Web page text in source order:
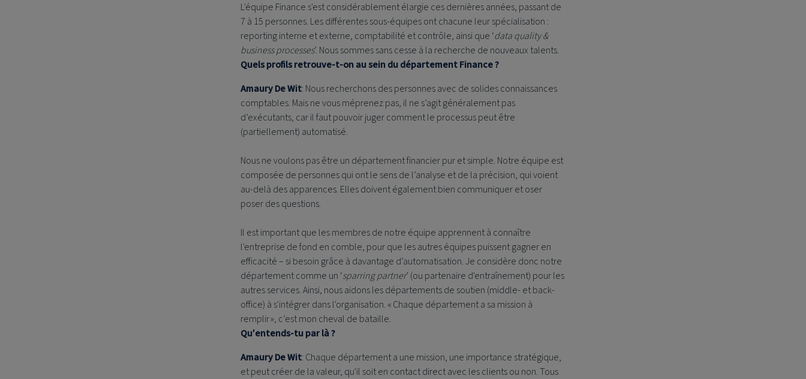
L'équipe Finance s'est considérablement élargie ces dernières années, passant de
7 à 15 personnes. Les différentes sous-équipes ont chacune leur spécialisation :
reporting interne et externe, comptabilité et contrôle, ainsi que ‘data quality &
business processes’. Nous sommes sans cesse à la recherche de nouveaux talents.
Quels profils retrouve-t-on au sein du département Finance ?
Amaury De Wit: Nous recherchons des personnes avec de solides connaissances
comptables. Mais ne vous méprenez pas, il ne s’agit généralement pas
d’exécutants, car il faut pouvoir juger comment le processus peut être
(partiellement) automatisé.
Nous ne voulons pas être un département financier pur et simple. Notre équipe est
composée de personnes qui ont le sens de l’analyse et de la précision, qui voient
au-delà des apparences. Elles doivent également bien communiquer et oser
poser des questions.
Il est important que les membres de notre équipe apprennent à connaître
l'entreprise de fond en comble, pour que les autres équipes puissent gagner en
efficacité – si besoin grâce à davantage d’automatisation. Je considère donc notre
département comme un ‘sparring partner’ (ou partenaire d'entraînement) pour les
autres services. Ainsi, nous aidons les départements de soutien (middle- et back-
office) à s'intégrer dans l'organisation. « Chaque département a sa mission à
remplir », c’est mon cheval de bataille.
Qu'entends-tu par là ?
Amaury De Wit: Chaque département a une mission, une importance stratégique,
et peut créer de la valeur, qu'il soit en contact direct avec les clients ou non. Tous